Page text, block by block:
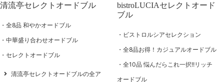
清流亭セレクトオードブル
全8品 和やかオードブル
中華盛り合わせオードブル
セレクトオードブル
清流亭セレクトオードブルの全ア
bistroLUCIAセレクトオード
ブル
ビストロルシアセレクション
全8品お得！カジュアルオードブル
全10品 悩んだらこれ一択!!リッチ
オードブル